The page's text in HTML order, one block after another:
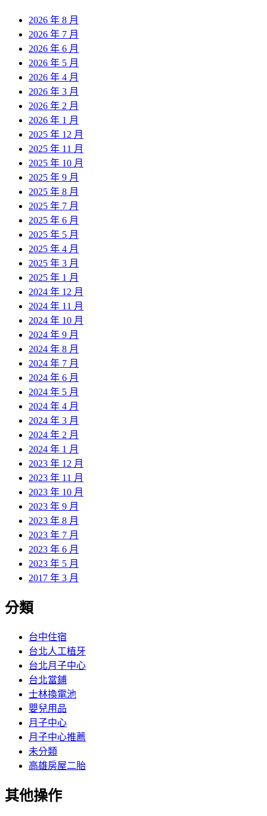
2026 年 8 月
2026 年 7 月
2026 年 6 月
2026 年 5 月
2026 年 4 月
2026 年 3 月
2026 年 2 月
2026 年 1 月
2025 年 12 月
2025 年 11 月
2025 年 10 月
2025 年 9 月
2025 年 8 月
2025 年 7 月
2025 年 6 月
2025 年 5 月
2025 年 4 月
2025 年 3 月
2025 年 1 月
2024 年 12 月
2024 年 11 月
2024 年 10 月
2024 年 9 月
2024 年 8 月
2024 年 7 月
2024 年 6 月
2024 年 5 月
2024 年 4 月
2024 年 3 月
2024 年 2 月
2024 年 1 月
2023 年 12 月
2023 年 11 月
2023 年 10 月
2023 年 9 月
2023 年 8 月
2023 年 7 月
2023 年 6 月
2023 年 5 月
2017 年 3 月
分類
台中住宿
台北人工植牙
台北月子中心
台北當鋪
士林換電池
嬰兒用品
月子中心
月子中心推薦
未分類
高雄房屋二胎
其他操作